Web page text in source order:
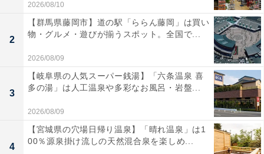
子ども（小学生）：1,310円
幼児（3才〜未就学児）：1,070円
宿泊可否
宿泊：客室（13F〜16F）や、よりリーズナブルなプライ
ベートリクライナー、グランドキャビンなど、用途に合
わせた宿泊プランを用意
「神戸ハーバーランド温泉 万葉倶楽部」の宿泊プランを見る
2026/08/10
2
【群馬県藤岡市】道の駅「ららん藤岡」は買い
物・グルメ・遊びが揃うスポット。全国で...
2026/08/09
3
【岐阜県の人気スーパー銭湯】「六条温泉 喜
多の湯」は人工温泉や多彩なお風呂・岩盤...
2026/08/09
4
【宮城県の穴場日帰り温泉】「晴れ温泉」は1
00％源泉掛け流しの天然混合泉を楽しめ...